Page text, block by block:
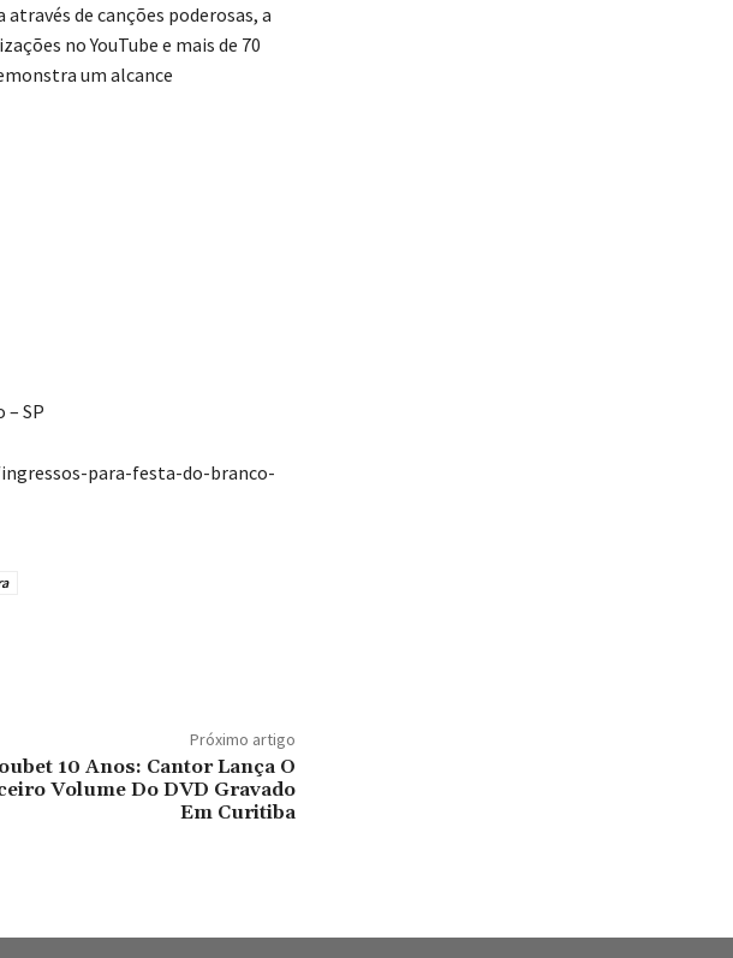
de canções poderosas, a
no YouTube e mais de 70
um alcance
– SP
para-festa-do-branco-
Próximo artigo
10 Anos: Cantor Lança O
Volume Do DVD Gravado
Em Curitiba